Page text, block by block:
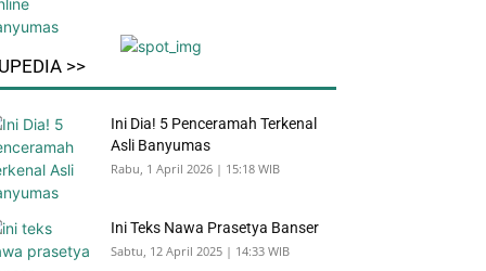
>>
Ini Dia! 5 Penceramah Terkenal
Asli Banyumas
Rabu, 1 April 2026 | 15:18 WIB
Ini Teks Nawa Prasetya Banser
Sabtu, 12 April 2025 | 14:33 WIB